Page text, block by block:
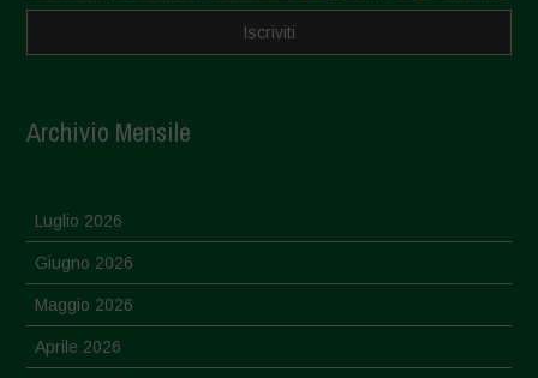
Archivio Mensile
Luglio 2026
Giugno 2026
Maggio 2026
Aprile 2026